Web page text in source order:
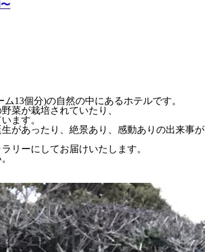
13個分)の自然の中にあるホテルです。
菜が栽培されていたり、
ます。
があったり、絶景あり、感動ありの出来事が
リーにしてお届けいたします。